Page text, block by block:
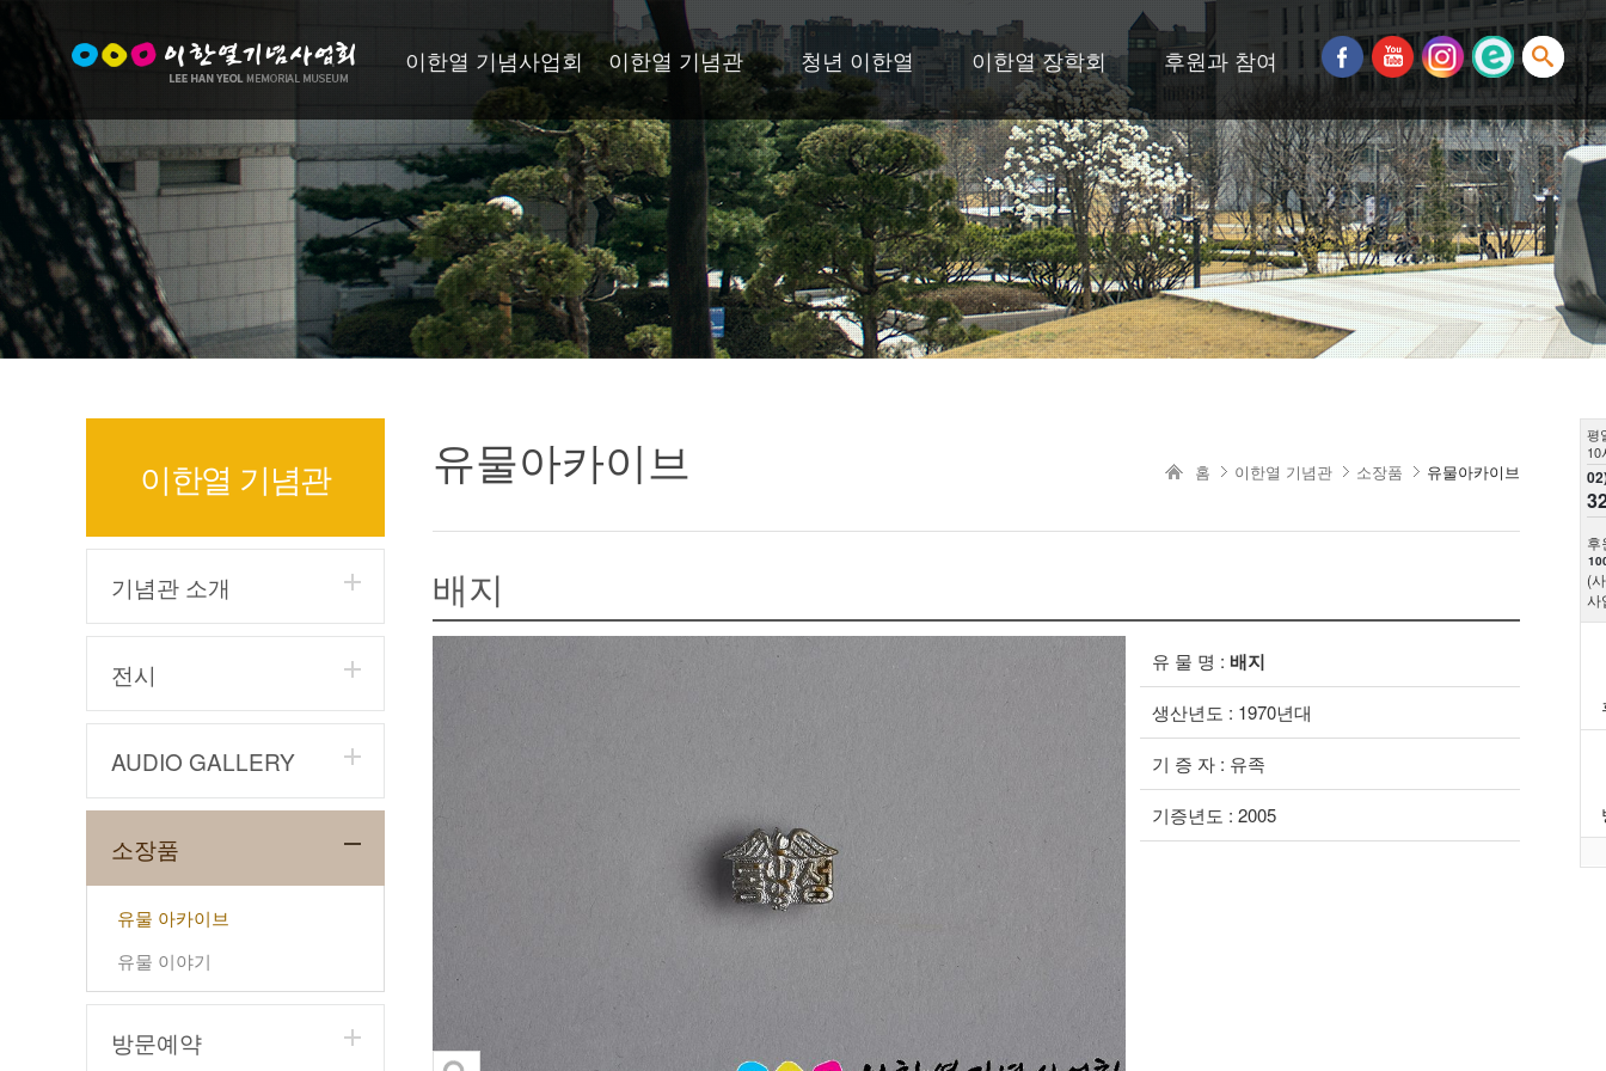
평
10
후
(
사
이한열 기념사업회 이한열 기념관 청년 이한열 이한열 장학회 후원과 참여
이한열 기념관
기념관 소개
전시
AUDIO GALLERY
소장품
유물 아카이브
유물 이야기
방문예약
유물아카이브 홈 이한열 기념관 소장품 유물아카이브
배지
유 물 명 : 배지
생산년도 : 1970년대
기 증 자 : 유족
기증년도 : 2005